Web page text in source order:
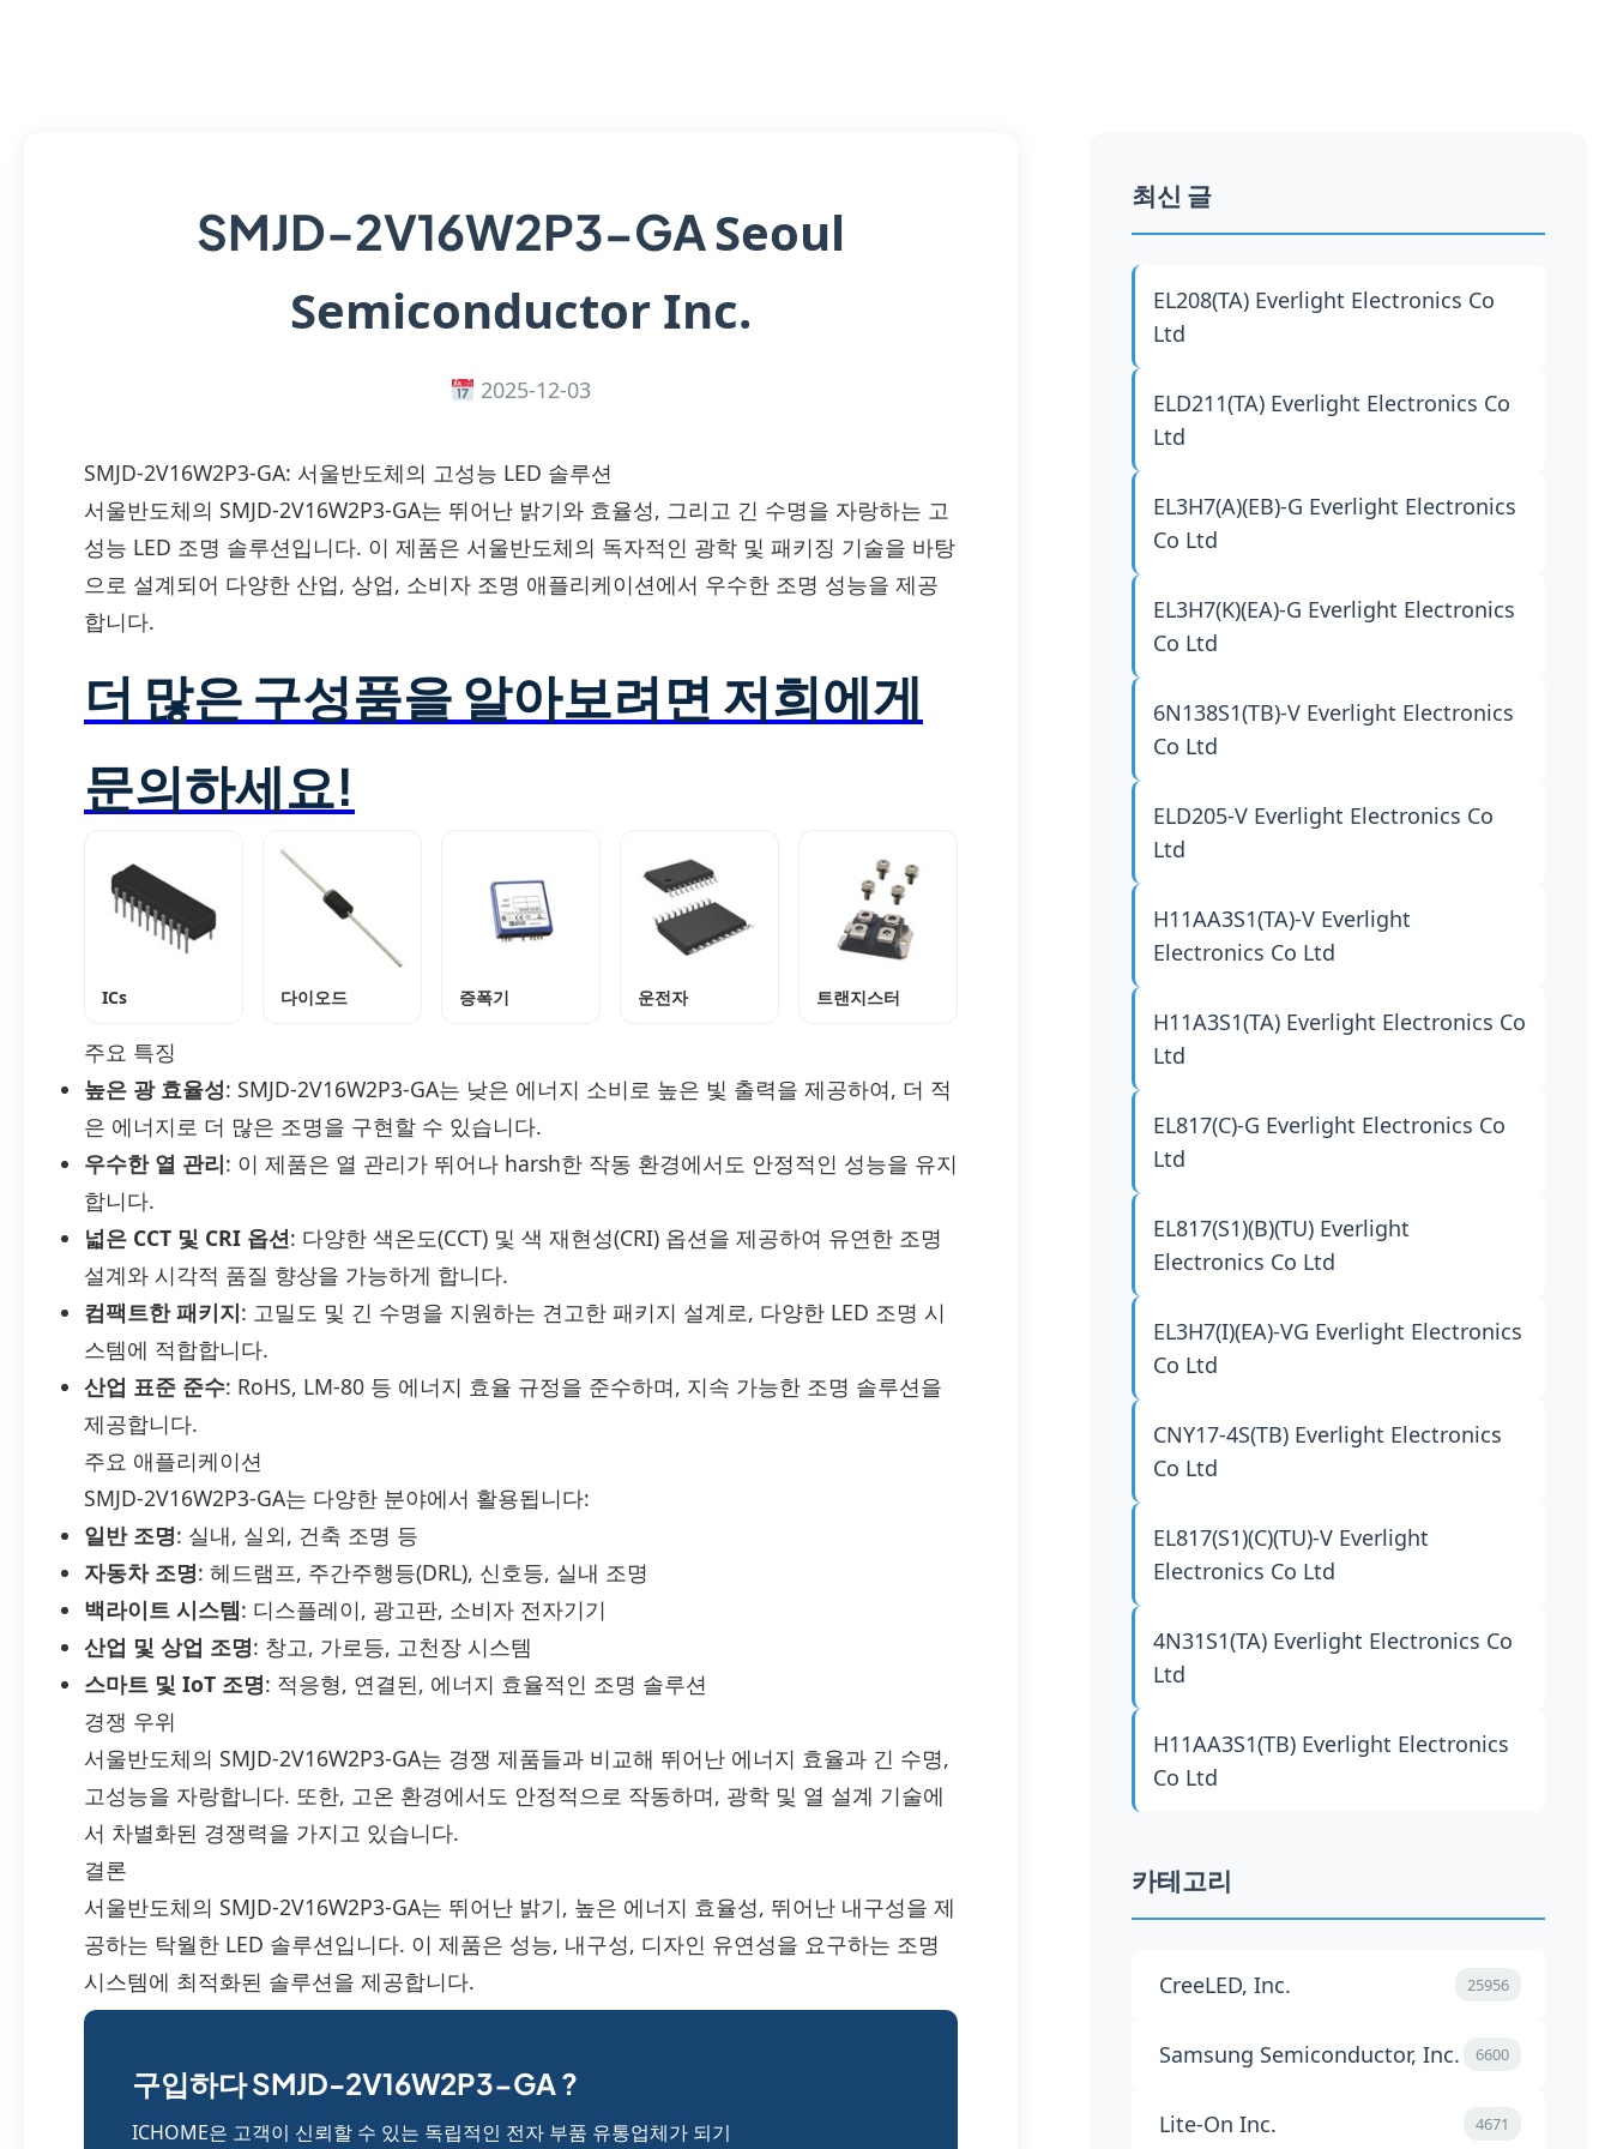
SMJD-2V16W2P3-GASeoul
Semiconductor Inc.
2025-12-03
SMJD-2V16W2P3-GA: 서울반도체의 고성능 LED 솔루션
서울반도체의 SMJD-2V16W2P3-GA는 뛰어난 밝기와 효율성, 그리고 긴 수명을 자랑하는 고
성능 LED 조명 솔루션입니다. 이 제품은 서울반도체의 독자적인 광학 및 패키징 기술을 바탕
으로 설계되어 다양한 산업, 상업, 소비자 조명 애플리케이션에서 우수한 조명 성능을 제공
합니다.
더 많은 구성품을 알아보려면 저희에게
문의하세요!
ICs 다이오드 증폭기 운전자 트랜지스터
주요 특징
높은 광 효율성: SMJD-2V16W2P3-GA는 낮은 에너지 소비로 높은 빛 출력을 제공하여, 더 적
은 에너지로 더 많은 조명을 구현할 수 있습니다.
우수한 열 관리: 이 제품은 열 관리가 뛰어나 harsh한 작동 환경에서도 안정적인 성능을 유지
합니다.
넓은 CCT 및 CRI 옵션: 다양한 색온도(CCT) 및 색 재현성(CRI) 옵션을 제공하여 유연한 조명
설계와 시각적 품질 향상을 가능하게 합니다.
컴팩트한 패키지: 고밀도 및 긴 수명을 지원하는 견고한 패키지 설계로, 다양한 LED 조명 시
스템에 적합합니다.
산업 표준 준수: RoHS, LM-80 등 에너지 효율 규정을 준수하며, 지속 가능한 조명 솔루션을
제공합니다.
주요 애플리케이션
SMJD-2V16W2P3-GA는 다양한 분야에서 활용됩니다:
일반 조명: 실내, 실외, 건축 조명 등
자동차 조명: 헤드램프, 주간주행등(DRL), 신호등, 실내 조명
백라이트 시스템: 디스플레이, 광고판, 소비자 전자기기
산업 및 상업 조명: 창고, 가로등, 고천장 시스템
스마트 및 IoT 조명: 적응형, 연결된, 에너지 효율적인 조명 솔루션
경쟁 우위
서울반도체의 SMJD-2V16W2P3-GA는 경쟁 제품들과 비교해 뛰어난 에너지 효율과 긴 수명,
고성능을 자랑합니다. 또한, 고온 환경에서도 안정적으로 작동하며, 광학 및 열 설계 기술에
서 차별화된 경쟁력을 가지고 있습니다.
결론
서울반도체의 SMJD-2V16W2P3-GA는 뛰어난 밝기, 높은 에너지 효율성, 뛰어난 내구성을 제
공하는 탁월한 LED 솔루션입니다. 이 제품은 성능, 내구성, 디자인 유연성을 요구하는 조명
시스템에 최적화된 솔루션을 제공합니다.
구입하다 SMJD-2V16W2P3-GA ?
ICHOME은 고객이 신뢰할 수 있는 독립적인 전자 부품 유통업체가 되기
최신 글
EL208(TA) Everlight Electronics Co
Ltd
ELD211(TA) Everlight Electronics Co
Ltd
EL3H7(A)(EB)-G Everlight Electronics
Co Ltd
EL3H7(K)(EA)-G Everlight Electronics
Co Ltd
6N138S1(TB)-V Everlight Electronics
Co Ltd
ELD205-V Everlight Electronics Co
Ltd
H11AA3S1(TA)-V Everlight
Electronics Co Ltd
H11A3S1(TA) Everlight Electronics Co
Ltd
EL817(C)-G Everlight Electronics Co
Ltd
EL817(S1)(B)(TU) Everlight
Electronics Co Ltd
EL3H7(I)(EA)-VG Everlight Electronics
Co Ltd
CNY17-4S(TB) Everlight Electronics
Co Ltd
EL817(S1)(C)(TU)-V Everlight
Electronics Co Ltd
4N31S1(TA) Everlight Electronics Co
Ltd
H11AA3S1(TB) Everlight Electronics
Co Ltd
카테고리
CreeLED, Inc. 25956
Samsung Semiconductor, Inc. 6600
Lite-On Inc. 4671